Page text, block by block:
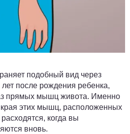
подобный вид через
после рождения ребенка,
прямых мышц живота. Именно
края этих мышц, расположенных
когда вы
вновь.